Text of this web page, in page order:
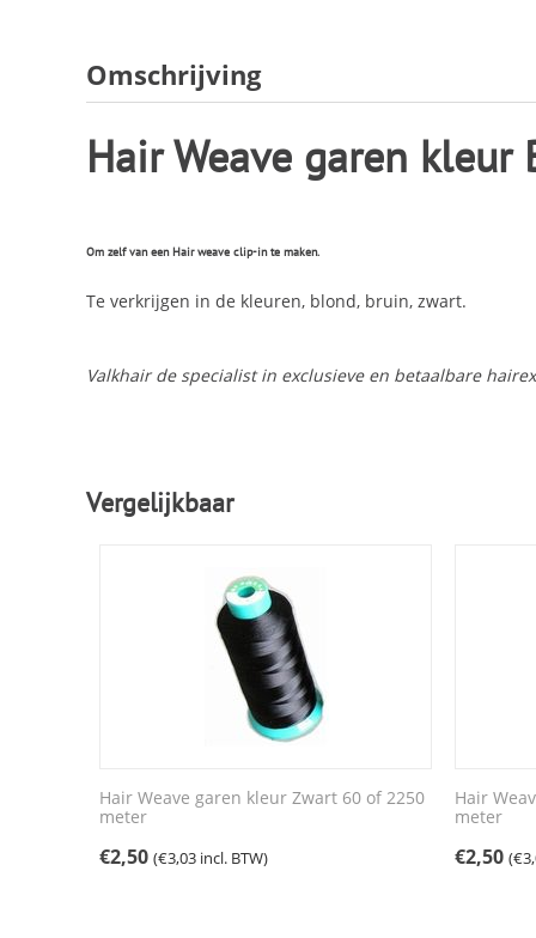
Omschrijving
Hair Weave garen
Om zelf van een Hair weave clip-in te maken.
Te verkrijgen in de kleuren, blond, bruin, zwart.
Valkhair de specialist in exclusieve en betaalbare
Vergelijkbaar
Hair Weave garen kleur Zwart 60 of 2250
meter
€2,50 (€3,03 incl. BTW)
Hair
meter
€2,50 (€